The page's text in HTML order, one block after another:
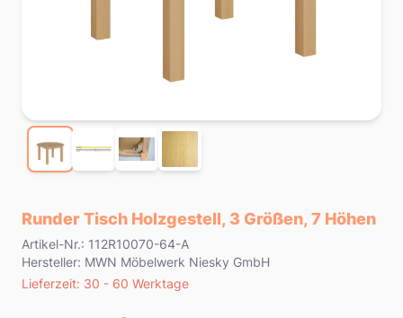
Runder Tisch Holzgestell, 3 Größen, 7 Höhen
Product information
Artikel-Nr.: 112R10070-64-A
Hersteller: MWN Möbelwerk Niesky GmbH
Lieferzeit
Lieferzeit: 30 - 60 Werktage